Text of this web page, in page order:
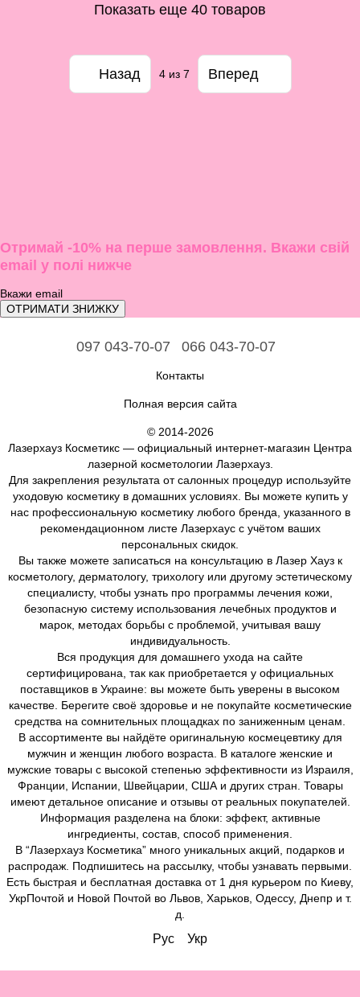
Показать еще 40 товаров
Назад 4из 7 Вперед
Отримай -10% на перше замовлення. Вкажи свій
email у полі нижче
ОТРИМАТИ ЗНИЖКУ
097 043-70-07 066 043-70-07
Контакты
Полная версия сайта
© 2014-2026
Лазерхауз Косметикс — официальный интернет-магазин Центра
лазерной косметологии Лазерхауз.
Для закрепления результата от салонных процедур используйте
уходовую косметику в домашних условиях. Вы можете купить у
нас профессиональную косметику любого бренда, указанного в
рекомендационном листе Лазерхаус с учётом ваших
персональных скидок.
Вы также можете записаться на консультацию в Лазер Хауз к
косметологу, дерматологу, трихологу или другому эстетическому
специалисту, чтобы узнать про программы лечения кожи,
безопасную систему использования лечебных продуктов и
марок, методах борьбы с проблемой, учитывая вашу
индивидуальность.
Вся продукция для домашнего ухода на сайте
сертифицирована, так как приобретается у официальных
поставщиков в Украине: вы можете быть уверены в высоком
качестве. Берегите своё здоровье и не покупайте косметические
средства на сомнительных площадках по заниженным ценам.
В ассортименте вы найдёте оригинальную космецевтику для
мужчин и женщин любого возраста. В каталоге женские и
мужские товары с высокой степенью эффективности из Израиля,
Франции, Испании, Швейцарии, США и других стран. Товары
имеют детальное описание и отзывы от реальных покупателей.
Информация разделена на блоки: эффект, активные
ингредиенты, состав, способ применения.
В “Лазерхауз Косметика” много уникальных акций, подарков и
распродаж. Подпишитесь на рассылку, чтобы узнавать первыми.
Есть быстрая и бесплатная доставка от 1 дня курьером по Киеву,
УкрПочтой и Новой Почтой во Львов, Харьков, Одессу, Днепр и т.
д.
Рус Укр